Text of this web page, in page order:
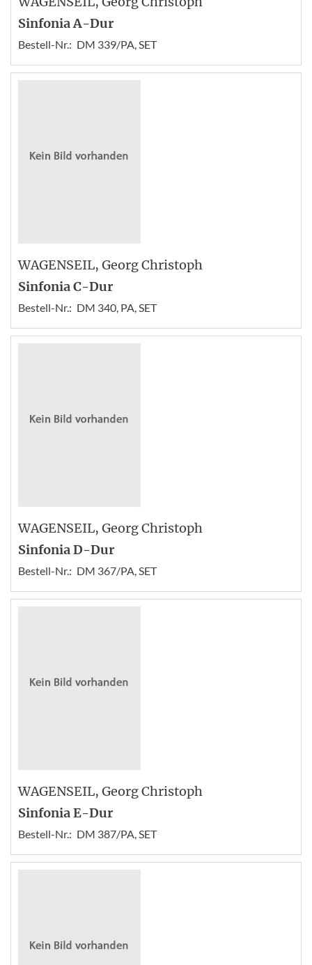
Sinfonia A-Dur
Bestell-Nr.: DM 339/PA, SET
WAGENSEIL, Georg Christoph
Sinfonia C-Dur
Bestell-Nr.: DM 340, PA, SET
WAGENSEIL, Georg Christoph
Sinfonia D-Dur
Bestell-Nr.: DM 367/PA, SET
WAGENSEIL, Georg Christoph
Sinfonia E-Dur
Bestell-Nr.: DM 387/PA, SET